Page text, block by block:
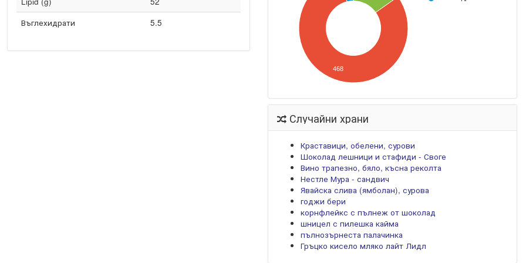
Въглехидрати
5.5
468
Случайни храни
Краставици, обелени, сурови
Шоколад лешници и стафиди - Своге
Вино трапезно, бяло, късна реколта
Нестле Мура - сандвич
Явайска слива (ямболан), сурова
годжи бери
корнфлейкс с пълнеж от шоколад
шницел с пилешка кайма
пълнозърнеста палачинка
Гръцко кисело мляко лайт Лидл